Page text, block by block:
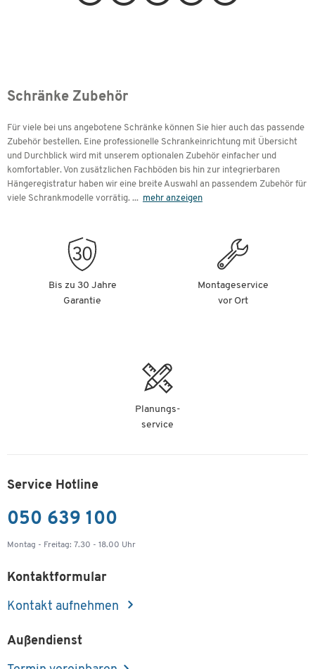
Schränke Zubehör
Für viele bei uns angebotene Schränke können Sie hier auch das passende
Zubehör bestellen. Eine professionelle Schrankeinrichtung mit Übersicht
und Durchblick wird mit unserem optionalen Zubehör einfacher und
komfortabler. Von zusätzlichen Fachböden bis hin zur integrierbaren
Hängeregistratur haben wir eine breite Auswahl an passendem Zubehör für
viele Schrankmodelle vorrätig. ... mehr anzeigen
Bis zu 30 Jahre
Garantie
Montageservice
vor Ort
Planungs-
service
Service Hotline
050 639 100
Montag - Freitag: 7.30 - 18.00 Uhr
Kontaktformular
Kontakt aufnehmen
Außendienst